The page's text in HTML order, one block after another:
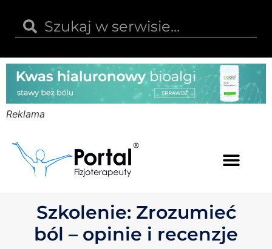
Reklama
Szkolenie: Zrozumieć
ból – opinie i recenzje